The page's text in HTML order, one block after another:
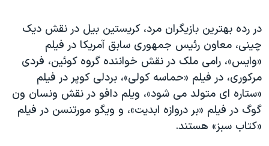
در رده بهترین بازیگران مرد، کریستین بیل در نقش دیک
چینی، معاون رئیس جمهوری سابق آمریکا در فیلم
«وایس»، رامی ملک در نقش خواننده گروه کوئین، فردی
مرکوری، در فیلم «حماسه کولی»، بردلی کوپر در فیلم
«ستاره ای متولد می شود»، ویلم دافو در نقش ونسان ون
گوگ در فیلم «بر دروازه ابدیت»، و ویگو مورتنسن در فیلم
«کتاب سبز» هستند.